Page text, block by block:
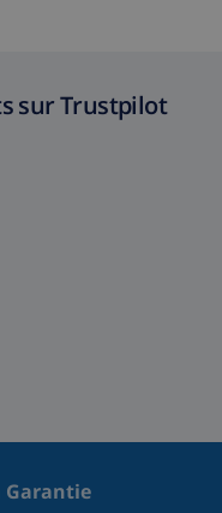
sur Trustpilot
Garantie